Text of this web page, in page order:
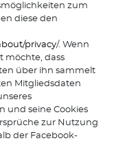
zum
diese den
privacy/. Wenn
möchte, dass
über ihn sammelt
Mitgliedsdaten
und seine Cookies
zur Nutzung
der Facebook-